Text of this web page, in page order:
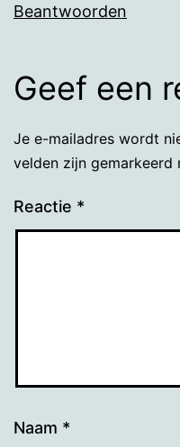
Beantwoorden
Geef een
Je e-mailadres wordt
velden zijn gemarkeerd
Reactie *
Naam *